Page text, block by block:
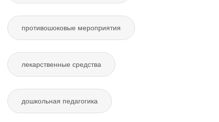
противошоковые мероприятия
лекарственные средства
дошкольная педагогика